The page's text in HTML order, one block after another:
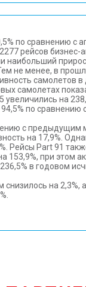
по сравнению с
рейсов бизнес-
не менее, в
самолетов
самолетах
на
по
с
на 17,9%.
Рейсы Part 91
при этом
в годовом
на